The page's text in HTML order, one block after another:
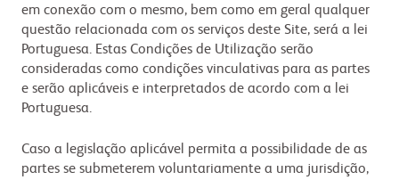
em conexão com o mesmo, bem como em geral qualquer
questão relacionada com os serviços deste Site, será a lei
Portuguesa. Estas Condições de Utilização serão
consideradas como condições vinculativas para as partes
e serão aplicáveis e interpretados de acordo com a lei
Portuguesa.
Caso a legislação aplicável permita a possibilidade de as
partes se submeterem voluntariamente a uma jurisdição,